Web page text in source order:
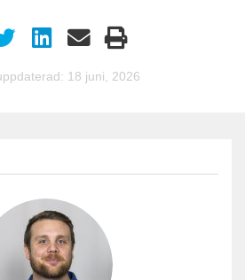
18 juni, 2026